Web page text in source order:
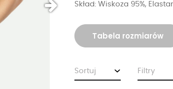
Skład: Wiskoza 95%,
Tabela rozmiarów
Sortuj Filtry